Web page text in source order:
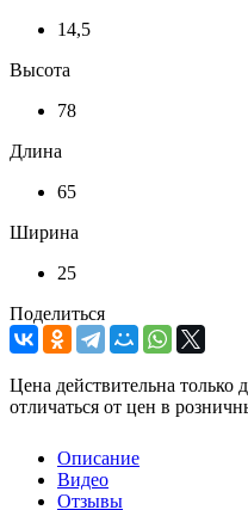
14,5
Высота
78
Длина
65
Ширина
25
Поделиться
Цена действительна только
отличаться от цен в
Описание
Видео
Отзывы